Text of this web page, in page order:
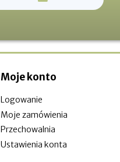
Moje konto
Logowanie
Moje zamówienia
Przechowalnia
Ustawienia konta